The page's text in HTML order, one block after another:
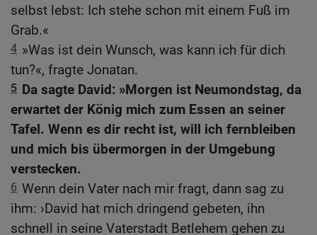
selbst lebst: Ich stehe schon mit einem Fuß im
Grab.«
4 »Was ist dein Wunsch, was kann ich für dich
tun?«, fragte Jonatan.
5 Da sagte David: »Morgen ist Neumondstag, da
erwartet der König mich zum Essen an seiner
Tafel. Wenn es dir recht ist, will ich fernbleiben
und mich bis übermorgen in der Umgebung
verstecken.
6 Wenn dein Vater nach mir fragt, dann sag zu
ihm: ›David hat mich dringend gebeten, ihn
schnell in seine Vaterstadt Betlehem gehen zu